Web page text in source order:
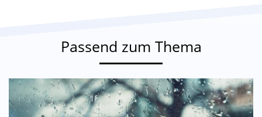
Passend zum Thema